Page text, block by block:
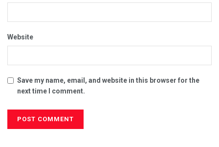
Website
Save my name, email, and website in this browser for the
next time I comment.